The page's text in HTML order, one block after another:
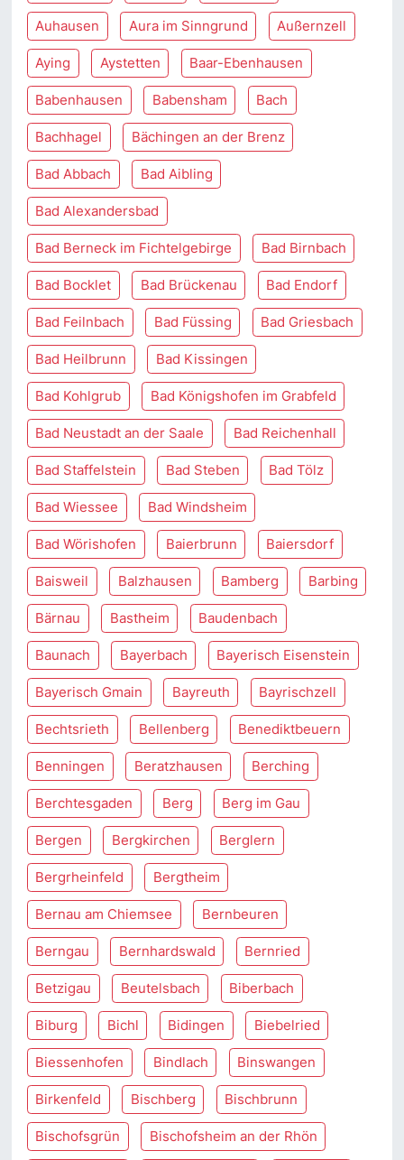
Auhausen Aura im Sinngrund Außernzell
Aying Aystetten Baar-Ebenhausen
Babenhausen Babensham Bach
Bachhagel Bächingen an der Brenz
Bad Abbach Bad Aibling
Bad Alexandersbad
Bad Berneck im Fichtelgebirge Bad Birnbach
Bad Bocklet Bad Brückenau Bad Endorf
Bad Feilnbach Bad Füssing Bad Griesbach
Bad Heilbrunn Bad Kissingen
Bad Kohlgrub Bad Königshofen im Grabfeld
Bad Neustadt an der Saale Bad Reichenhall
Bad Staffelstein Bad Steben Bad Tölz
Bad Wiessee Bad Windsheim
Bad Wörishofen Baierbrunn Baiersdorf
Baisweil Balzhausen Bamberg Barbing
Bärnau Bastheim Baudenbach
Baunach Bayerbach Bayerisch Eisenstein
Bayerisch Gmain Bayreuth Bayrischzell
Bechtsrieth Bellenberg Benediktbeuern
Benningen Beratzhausen Berching
Berchtesgaden Berg Berg im Gau
Bergen Bergkirchen Berglern
Bergrheinfeld Bergtheim
Bernau am Chiemsee Bernbeuren
Berngau Bernhardswald Bernried
Betzigau Beutelsbach Biberbach
Biburg Bichl Bidingen Biebelried
Biessenhofen Bindlach Binswangen
Birkenfeld Bischberg Bischbrunn
Bischofsgrün Bischofsheim an der Rhön